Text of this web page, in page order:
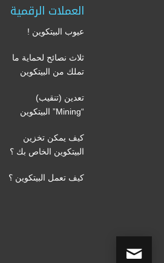
العملات الرقمية
عيوب البيتكوين !
ثلاث نصائح لحماية ما
تملك من البيتكوين
تعدين (تنقيب)
“Mining” البيتكوين
كيف يمكن تخزين
البيتكوين الخاص بك ؟
كيف تعمل البيتكوين ؟